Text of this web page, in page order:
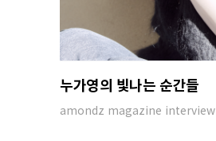
누가영의 빛나는 순간들
amondz magazine interview